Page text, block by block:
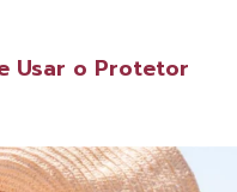
Usar o Protetor